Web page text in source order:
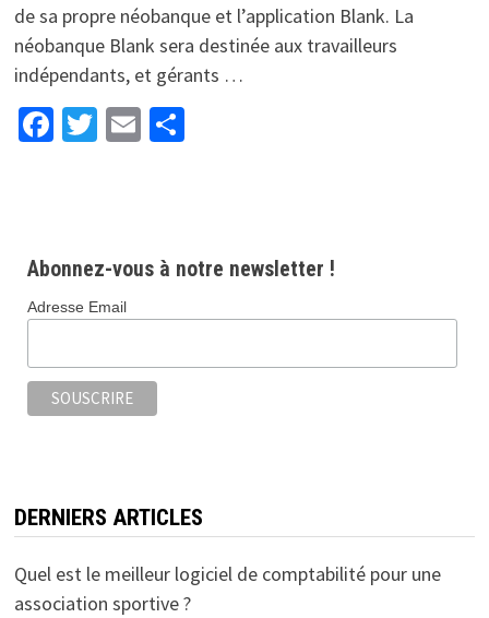
de sa propre néobanque et l’application Blank. La
néobanque Blank sera destinée aux travailleurs
indépendants, et gérants …
Facebook
Twitter
EmailPartager
Abonnez-vous à notre newsletter !
Adresse Email
DERNIERS ARTICLES
Quel est le meilleur logiciel de comptabilité pour une
association sportive ?